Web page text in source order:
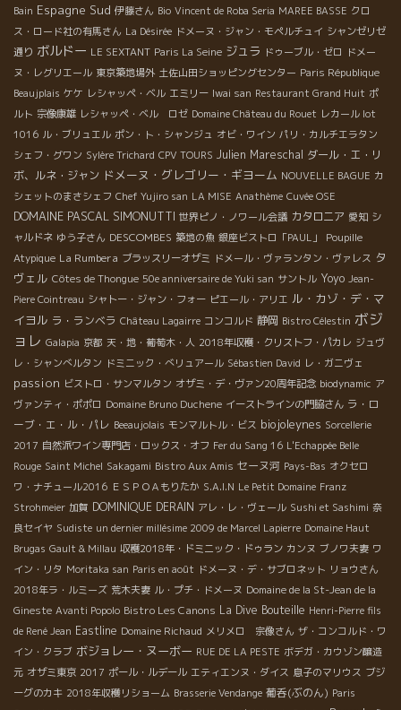
Bain Espagne Sud 伊藤さん Bio Vincent de Roba Seria MAREE BASSE クロ
ス・ロード社の有馬さん La Désirée ドメーヌ・ジャン・モペルチュイ シャンゼリゼ
通り ボルドー LE SEXTANT Paris La Seine ジュラ ドゥーブル・ゼロ ドメー
ヌ・レグリエール 東京築地場外 土佐山田ショッピングセンター Paris République
Beaujplais ケケ レシャッペ・ベル エミリー Iwai san Restaurant Grand Huit ポ
ルト 宗像康雄 レシャッペ・ベル ロゼ Domaine Château du Rouet レカール lot
1016 ル・ブリュエル ポン・ト・シャンジュ オビ・ワイン パリ・カルチエラタン
シェフ・グワン Sylère Trichard CPV TOURS Julien Mareschal ダール・エ・リ
ボ、ルネ・ジャン ドメーヌ・グレゴリー・ギヨーム NOUVELLE BAGUE カ
シェットのまさシェフ Chef Yujiro san LA MISE Anathème Cuvée OSE
DOMAINE PASCAL SIMONUTTI 世界ピノ・ノワール会議 カタロニア 愛知 シ
ャルドネ ゆう子さん DESCOMBES 築地の魚 銀座ビストロ「PAUL」
Poupille
Atypique La Rumbera ブラッスリーオザミ ドメール・ヴァランタン・ヴァレス タ
ヴェル Côtes de Thongue 50e anniversaire de Yuki san サントル Yoyo Jean-
Piere Cointreau シャトー・ジャン・フォー ピエール・アリエ ル・カゾ・デ・マ
イヨル ラ・ランベラ Château Lagairre コンコルド 静岡 Bistro Célestin ボジ
ョレ Galapia 京都 天・地・葡萄木・人 2018年収穫・クリストフ・パカレ ジュヴ
レ・シャンべルタン ドミニック・べリュアール Sébastien David レ・ガニヴェ
passion ビストロ・サンマルタン オザミ・デ・ヴァン20周年記念 biodynamic ア
ヴァンティ・ポポロ Domaine Bruno Duchene イーストラインの門脇さん ラ・ロ
ーブ・エ・ル・パレ Beeaujolais モンマルトル・ビス biojoleynes Sorcellerie
2017 自然派ワイン専門店・ロックス・オフ Fer du Sang 16 L'Echappée Belle
Rouge Saint Michel Sakagami Bistro Aux Amis セーヌ河 Pays-Bas オクセロ
ワ・ナチュール2016 ＥＳＰＯＡもりたか S.A.I.N Le Petit Domaine Franz
Strohmeier 加賀 DOMINIQUE DERAIN アレ・レ・ヴェール Sushi et Sashimi 奈
良セイヤ Sudiste un dernier millésime 2009 de Marcel Lapierre Domaine Haut
Brugas Gault & Millau 収穫2018年・ドミニック・ドゥラン カンヌ ブノワ夫妻 ワ
イン・リタ Moritaka san Paris en août ドメーヌ・デ・サブロネット リョウさん
2018年ラ・ルミーズ 荒木夫妻 ル・プチ・ドメーヌ Domaine de la St-Jean de la
Gineste Avanti Popolo Bistro Les Canons La Dive Bouteille Henri-Pierre fils
de René Jean Eastline Domaine Richaud メリメロ 宗像さん ザ・コンコルド・ワ
イン・クラブ ボジョレー・ヌーボー RUE DE LA PESTE ボデガ・カウゾン醸造
元 オザミ東京 2017 ポール・ルデール エティエンヌ・ダイス 息子のマリウス ブジ
ーグのカキ 2018年収穫リショーム Brasserie Vendange 葡呑(ぶのん) Paris